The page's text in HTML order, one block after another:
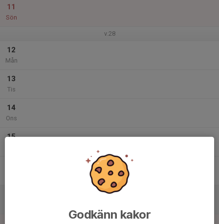
11
Sön
v.28
12
Mån
13
Tis
14
Ons
15
Godkänn kakor